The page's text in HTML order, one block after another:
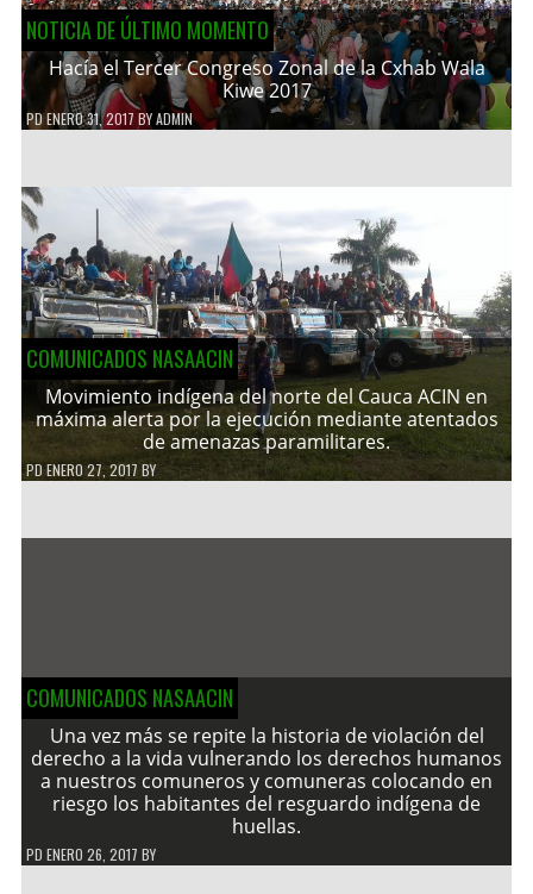
NOTICIA DE ÚLTIMO MOMENTO
Hacía el Tercer Congreso Zonal de la Cxhab Wala
Kiwe 2017
PDENERO 31, 2017 BYADMIN
COMUNICADOS NASAACIN
Movimiento indígena del norte del Cauca ACIN en
máxima alerta por la ejecución mediante atentados
de amenazas paramilitares.
PDENERO 27, 2017 BY
COMUNICADOS NASAACIN
Una vez más se repite la historia de violación del
derecho a la vida vulnerando los derechos humanos
a nuestros comuneros y comuneras colocando en
riesgo los habitantes del resguardo indígena de
huellas.
PD ENERO 26, 2017 BY